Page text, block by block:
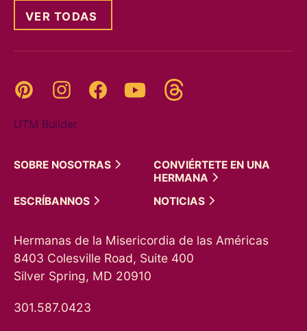
VER TODAS
Pinterest InstagramFacebookYouTube
UTM Builder
SOBRE NOSOTRAS
CONVIÉRTETE EN UNA
HERMANA
ESCRÍBANNOS
NOTICIAS
Hermanas de la Misericordia de las Américas
8403 Colesville Road, Suite 400
Silver Spring, MD 20910
301.587.0423